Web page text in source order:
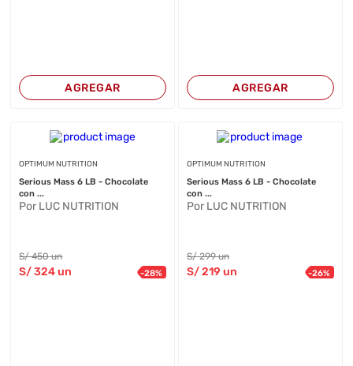
AGREGAR AGREGAR
OPTIMUM NUTRITION
Serious Mass 6 LB - Chocolate
con ...
Por LUC NUTRITION
S/450 un
S/324 un -28%
OPTIMUM NUTRITION
Serious Mass 6 LB - Chocolate
con ...
Por LUC NUTRITION
S/299 un
S/219 un -26%